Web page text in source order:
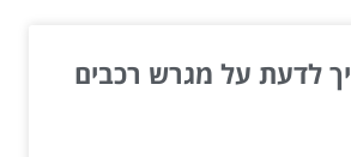
לדעת על מגרש רכבים